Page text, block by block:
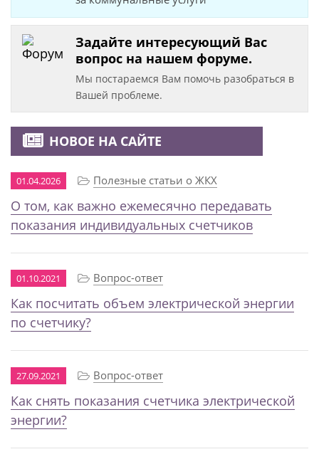
Задайте интересующий Вас
вопрос на нашем форуме.
Мы постараемся Вам помочь разобраться в
Вашей проблеме.
НОВОЕ НА САЙТЕ
01.04.2026 Полезные статьи о ЖКХ
О том, как важно ежемесячно передавать
показания индивидуальных счетчиков
01.10.2021 Вопрос-ответ
Как посчитать объем электрической энергии
по счетчику?
27.09.2021 Вопрос-ответ
Как снять показания счетчика электрической
энергии?